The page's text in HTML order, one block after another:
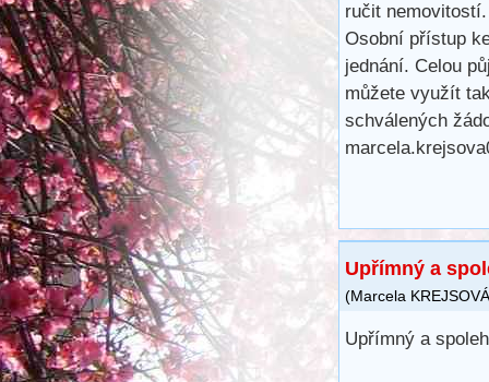
ručit
Osobní přístup
jednání. Celou
můžete využít
schválených
Upřímný a
(Marcela KREJSOVÁ
Upřímný a